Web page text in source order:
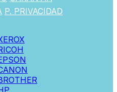
P. PRIVACIDAD